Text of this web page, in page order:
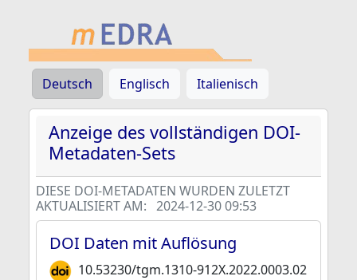
Deutsch Englisch Italienisch
Anzeige des vollständigen DOI-
Metadaten-Sets
DIESE DOI-METADATEN WURDEN ZULETZT
AKTUALISIERT AM: 2024-12-30 09:53
DOI Daten mit Auflösung
10.53230/tgm.1310-912X.2022.0003.02